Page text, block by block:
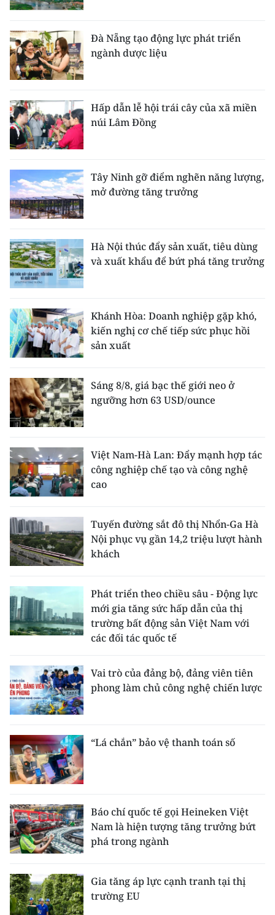
Đà Nẵng tạo động lực phát triển
ngành dược liệu
Hấp dẫn lễ hội trái cây của xã miền
núi Lâm Đồng
Tây Ninh gỡ điểm nghẽn năng lượng,
mở đường tăng trưởng
Hà Nội thúc đẩy sản xuất, tiêu dùng
và xuất khẩu để bứt phá tăng trưởng
Khánh Hòa: Doanh nghiệp gặp khó,
kiến nghị cơ chế tiếp sức phục hồi
sản xuất
Sáng 8/8, giá bạc thế giới neo ở
ngưỡng hơn 63 USD/ounce
Việt Nam-Hà Lan: Đẩy mạnh hợp tác
công nghiệp chế tạo và công nghệ
cao
Tuyến đường sắt đô thị Nhổn-Ga Hà
Nội phục vụ gần 14,2 triệu lượt hành
khách
Phát triển theo chiều sâu - Động lực
mới gia tăng sức hấp dẫn của thị
trường bất động sản Việt Nam với
các đối tác quốc tế
Vai trò của đảng bộ, đảng viên tiên
phong làm chủ công nghệ chiến lược
“Lá chắn” bảo vệ thanh toán số
Báo chí quốc tế gọi Heineken Việt
Nam là hiện tượng tăng trưởng bứt
phá trong ngành
Gia tăng áp lực cạnh tranh tại thị
trường EU